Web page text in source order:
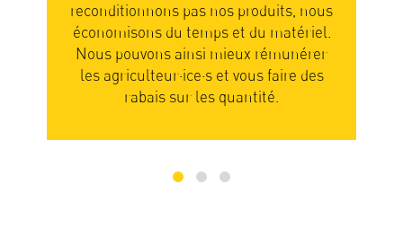
nous
du matériel.
rémunérer
faire des
Vous attendez donc que les produits
soient mûrs et prêts pour l’expédition.
Votre patience en sera récompensée
les fruits et légumes sont alors pleins
saveurs.